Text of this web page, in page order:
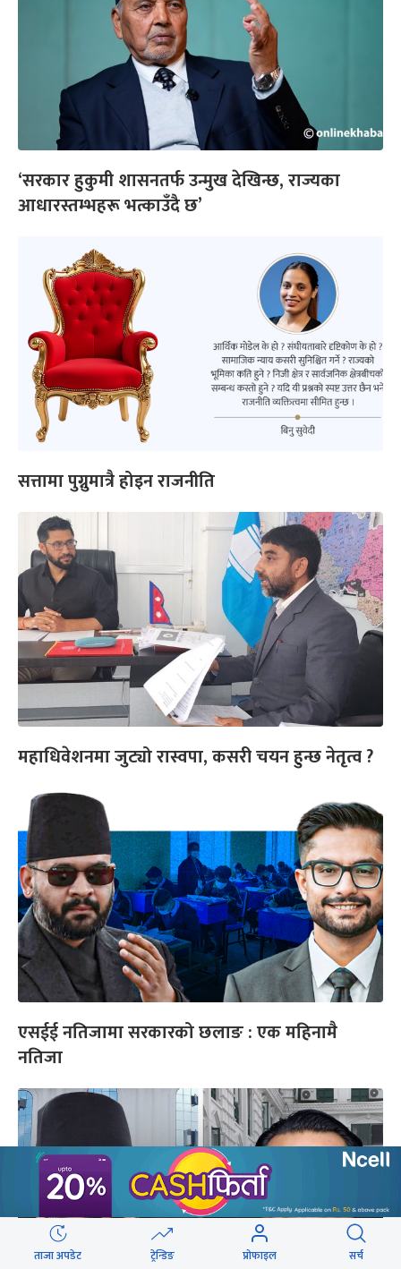
‘सरकार हुकुमी शासनतर्फ उन्मुख देखिन्छ, राज्यका
आधारस्तम्भहरू भत्काउँदै छ’
सत्तामा पुग्नुमात्रै होइन राजनीति
महाधिवेशनमा जुट्यो रास्वपा, कसरी चयन हुन्छ नेतृत्व ?
एसईई नतिजामा सरकारको छलाङ : एक महिनामै
नतिजा
ताजा अपडेट ट्रेन्डिङ प्रोफाइल सर्च